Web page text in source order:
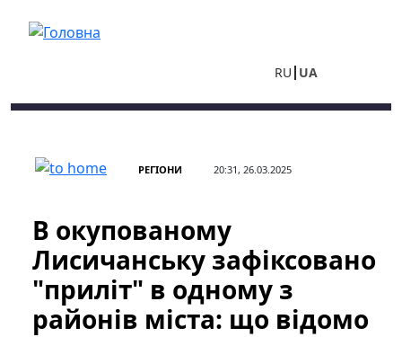
RU UA
РЕГІОНИ 20:31, 26.03.2025
В окупованому
Лисичанську зафіксовано
"приліт" в одному з
районів міста: що відомо